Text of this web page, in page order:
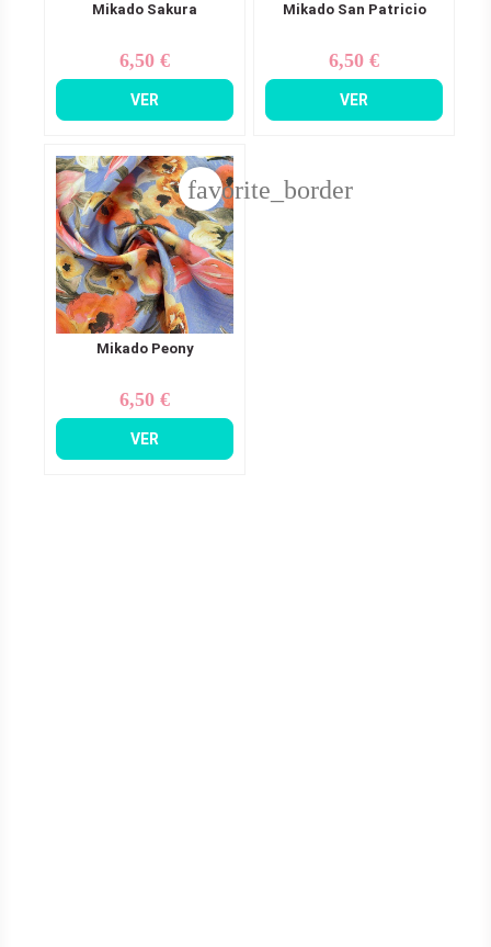
Mikado Sakura
Precio
6,50 €
VER
Mikado San Patricio
Precio
6,50 €
VER
Mikado Peony
Precio
6,50 €
VER
favorite_border